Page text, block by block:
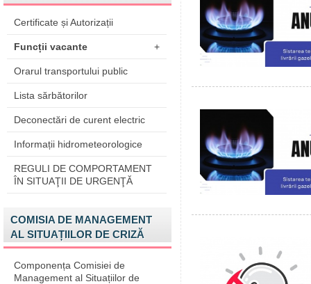
Certificate și Autorizații
Funcții vacante +
Orarul transportului public
Lista sărbătorilor
Deconectări de curent electric
Informații hidrometeorologice
REGULI DE COMPORTAMENT
ÎN SITUAŢII DE URGENŢĂ
COMISIA DE MANAGEMENT
AL SITUAȚIILOR DE CRIZĂ
Componența Comisiei de
Management al Situațiilor de